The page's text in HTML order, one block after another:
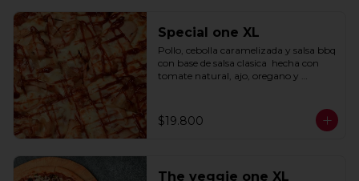
Special one XL
Pollo, cebolla caramelizada y salsa bbq
con base de salsa clasica  hecha con
tomate natural, ajo, oregano y
$19.800
The veggie one XL